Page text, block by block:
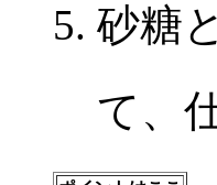
砂糖
て、